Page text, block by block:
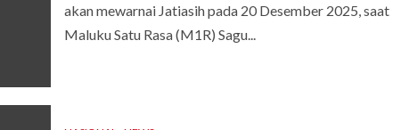
akan mewarnai Jatiasih pada 20 Desember 2025, saat
Maluku Satu Rasa (M1R) Sagu...